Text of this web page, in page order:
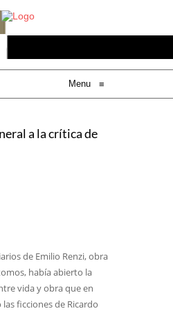
Menu ≡
a la crítica de
de Emilio Renzi, obra
había abierto la
vida y obra que en
ficciones de Ricardo